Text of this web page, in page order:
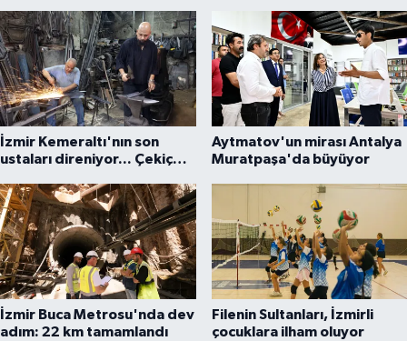
İzmir Kemeraltı'nın son
ustaları direniyor... Çekiç
Aytmatov'un mirası Antalya
Muratpaşa'da büyüyor
İzmir Buca Metrosu'nda dev
adım: 22 km tamamlandı
Filenin Sultanları, İzmirli
çocuklara ilham oluyor